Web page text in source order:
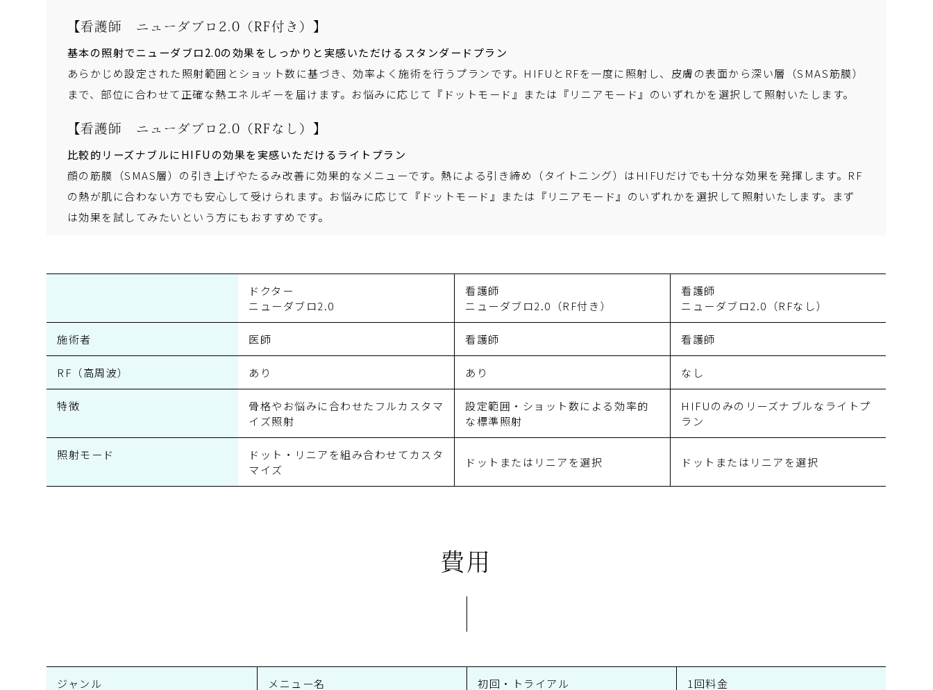
【看護師 ニューダブロ2.0（RF付き）】
基本の照射でニューダブロ2.0の効果をしっかりと実感いただけるスタンダードプラン
あらかじめ設定された照射範囲とショット数に基づき、効率よく施術を行うプランです。HIFUとRFを一度に照射し、皮膚の表面から深い層（SMAS筋膜）
まで、部位に合わせて正確な熱エネルギーを届けます。お悩みに応じて『ドットモード』または『リニアモード』のいずれかを選択して照射いたします。
【看護師 ニューダブロ2.0（RFなし）】
比較的リーズナブルにHIFUの効果を実感いただけるライトプラン
顔の筋膜（SMAS層）の引き上げやたるみ改善に効果的なメニューです。熱による引き締め（タイトニング）はHIFUだけでも十分な効果を発揮します。RF
の熱が肌に合わない方でも安心して受けられます。お悩みに応じて『ドットモード』または『リニアモード』のいずれかを選択して照射いたします。まず
は効果を試してみたいという方にもおすすめです。
ドクター
ニューダブロ2.0
看護師
ニューダブロ2.0（RF付き）
看護師
ニューダブロ2.0（RFなし）
施術者 医師 看護師 看護師
RF（高周波） あり あり なし
特徴
骨格やお悩みに合わせたフルカスタマ
イズ照射
設定範囲・ショット数による効率的
な標準照射
HIFUのみのリーズナブルなライトプ
ラン
照射モード
ドット・リニアを組み合わせてカスタ
マイズ
ドットまたはリニアを選択 ドットまたはリニアを選択
費用
ジャンル メニュー名 初回・トライアル 1回料金